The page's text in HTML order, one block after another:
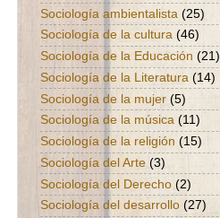
Sociología ambientalista (25)
Sociología de la cultura (46)
Sociología de la Educación (21)
Sociología de la Literatura (14)
Sociología de la mujer (5)
Sociología de la música (11)
Sociología de la religión (15)
Sociología del Arte (3)
Sociología del Derecho (2)
Sociología del desarrollo (27)